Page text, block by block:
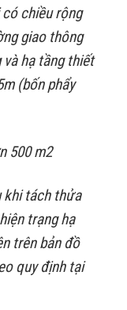
chiều rộng
giao thông
hạ tầng thiết
(bốn phẩy
500 m2
khi tách thửa
trạng hạ
trên bản đồ
quy định tại